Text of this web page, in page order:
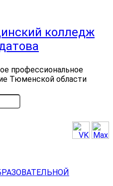
колледж
профессиональное
Тюменской области